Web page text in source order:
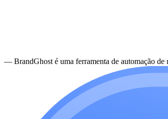
— BrandGhost é uma ferramenta de automação